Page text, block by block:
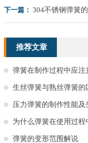
下一篇： 304不锈钢弹簧
推荐文章
弹簧在制作过程中应
生丝弹簧与熟丝弹簧的
压力弹簧的制作性能及
为什么弹簧在使用过程
弹簧的变形范围解说